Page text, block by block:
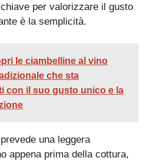
per valorizzare il gusto
è la semplicità.
le ciambelline al vino
che sta
con il suo gusto unico e la
una leggera
appena prima della cottura,